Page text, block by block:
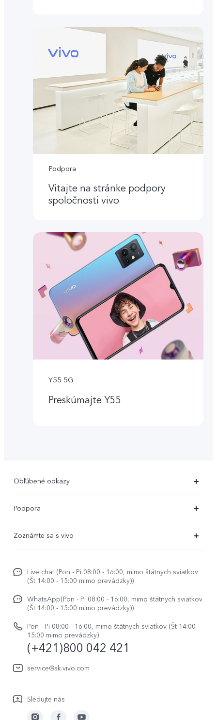
Podpora
Vitajte na stránke podpory
spoločnosti vivo
Y55 5G
Preskúmajte Y55
Obľúbené odkazy
V29
Y33s
Všetky modely
Podpora
Overenie IMEI
Aktualizácia systému
Užívateľský manuál
Zapisnik nadogradnje
Záručné podmienky
Servisná služba
Zoznámte sa s vivo
Život vo vivo
O nás
Právne upozornenie
Udržateľnosť
Centrum ochrany osobných údajov vivo
Live chat (Pon - Pi 08:00 - 16:00, mimo štátnych sviatkov
(Št 14:00 - 15:00 mimo prevádzky))
WhatsApp(Pon - Pi 08:00 - 16:00, mimo štátnych sviatkov
(Št 14:00 - 15:00 mimo prevádzky))
Pon - Pi 08:00 - 16:00, mimo štátnych sviatkov (Št 14:00 -
15:00 mimo prevádzky)
(+421)800 042 421
service@sk.vivo.com
Sledujte nás